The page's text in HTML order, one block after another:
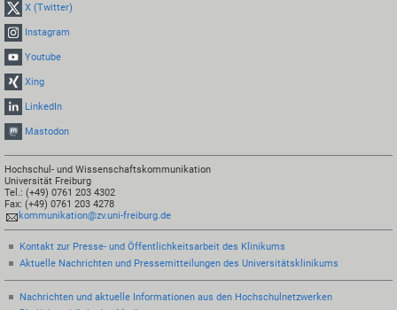
X (Twitter)
Instagram
Youtube
Xing
LinkedIn
Mastodon
Hochschul- und Wissenschaftskommunikation
Universität Freiburg
Tel.: (+49) 0761 203 4302
Fax: (+49) 0761 203 4278
kommunikation@zv.uni-freiburg.de
Kontakt zur Presse- und Öffentlichkeitsarbeit des Klinikums
Aktuelle Nachrichten und Pressemitteilungen des Universitätsklinikums
Nachrichten und aktuelle Informationen aus den Hochschulnetzwerken